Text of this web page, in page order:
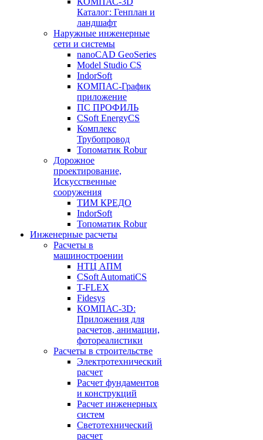
Каталог: Генплан и
ландшафт
Наружные инженерные
сети и системы
nanoCAD GeoSeries
Model Studio CS
IndorSoft
КОМПАС-График
приложение
ПС ПРОФИЛЬ
CSoft EnergyCS
Комплекс
Трубопровод
Топоматик Robur
Дорожное
проектирование,
Искусственные
сооружения
ТИМ КРЕДО
IndorSoft
Топоматик Robur
Инженерные расчеты
Расчеты в
машиностроении
НТЦ АПМ
CSoft AutomatiCS
T-FLEX
Fidesys
КОМПАС-3D:
Приложения для
расчетов, анимации,
фотореалистики
Расчеты в строительстве
Электротехнический
расчет
Расчет фундаментов
и конструкций
Расчет инженерных
систем
Светотехнический
расчет